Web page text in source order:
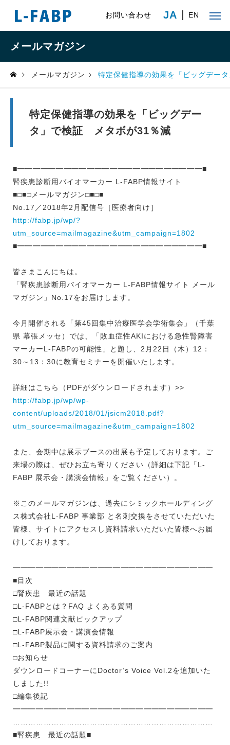
お問い合わせ JA EN
メールマガジン
メールマガジン 特定保健指導の効果を「ビッグデー
特定保健指導の効果を「ビッグデー
タ」で検証 メタボが31％減
■━━━━━━━━━━━━━━━━━━━━━━━━■
腎疾患診断用バイオマーカー L-FABP情報サイト
■□■□メールマガジン□■□■
No.17／2018年2月配信号［医療者向け］
http://fabp.jp/wp/?
utm_source=mailmagazine&utm_campaign=1802
■━━━━━━━━━━━━━━━━━━━━━━━━■
皆さまこんにちは。
「腎疾患診断用バイオマーカー L-FABP情報サイト メール
マガジン」No.17をお届けします。
今月開催される「第45回集中治療医学会学術集会」（千葉
県 幕張メッセ）では、「敗血症性AKIにおける急性腎障害
マーカーL-FABPの可能性」と題し、2月22日（木）12：
30～13：30に教育セミナーを開催いたします。
詳細はこちら（PDFがダウンロードされます）>>
http://fabp.jp/wp/wp-
content/uploads/2018/01/jsicm2018.pdf?
utm_source=mailmagazine&utm_campaign=1802
また、会期中は展示ブースの出展も予定しております。ご
来場の際は、ぜひお立ち寄りください（詳細は下記「L-
FABP 展示会・講演会情報」をご覧ください）。
※このメールマガジンは、過去にシミックホールディング
ス株式会社L-FABP 事業部 と名刺交換をさせていただいた
皆様、サイトにアクセスし資料請求いただいた皆様へお届
けしております。
━━━━━━━━━━━━━━━━━━━━━━━━━━
■目次
□腎疾患 最近の話題
□L-FABPとは？FAQ よくある質問
□L-FABP関連文献ピックアップ
□L-FABP展示会・講演会情報
□L-FABP製品に関する資料請求のご案内
□お知らせ
ダウンロードコーナーにDoctor’s Voice Vol.2を追加いた
しました!!
□編集後記
━━━━━━━━━━━━━━━━━━━━━━━━━━
■腎疾患 最近の話題■